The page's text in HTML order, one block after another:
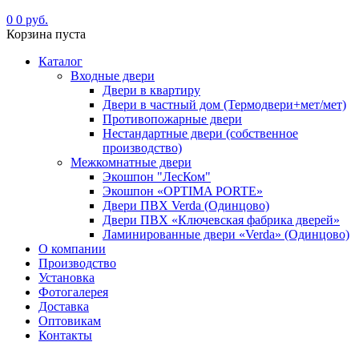
0 0 руб.
Корзина пуста
Каталог
Входные двери
Двери в квартиру
Двери в частный дом (Термодвери+мет/мет)
Противопожарные двери
Нестандартные двери (собственное
производство)
Межкомнатные двери
Экошпон "ЛесКом"
Экошпон «OPTIMA PORTE»
Двери ПВХ Verda (Одинцово)
Двери ПВХ «Ключевская фабрика дверей»
Ламинированные двери «Verda» (Одинцово)
О компании
Производство
Установка
Фотогалерея
Доставка
Оптовикам
Контакты